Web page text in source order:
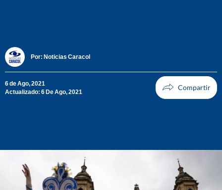
Por: Noticias Caracol
6 de Ago, 2021
Actualizado: 6 De Ago, 2021